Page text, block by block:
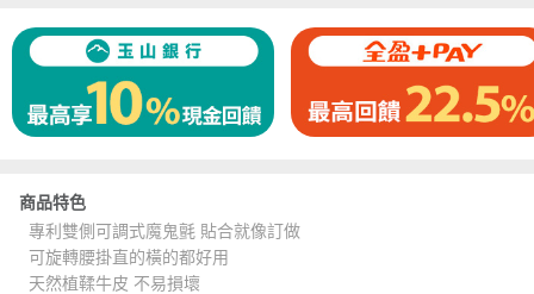
商品特色
專利雙側可調式魔鬼氈 貼合就像訂做
可旋轉腰掛直的橫的都好用
天然植鞣牛皮 不易損壞